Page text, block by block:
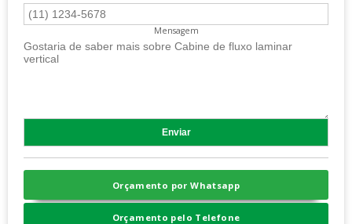
Mensagem
Orçamento por Whatsapp
Orçamento pelo Telefone